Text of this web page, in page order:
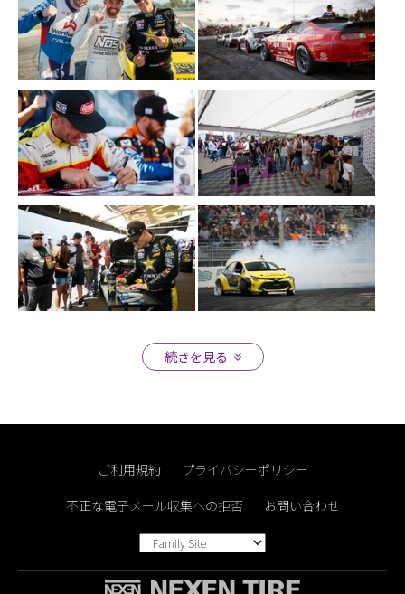
Close
Close
Close
Close
Close
Close
続きを見る
ご利用規約
プライバシーポリシー
不正な電子メール収集への拒否
お問い合わせ